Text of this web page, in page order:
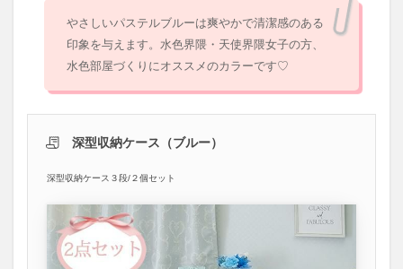
やさしいパステルブルーは爽やかで清潔感のある
印象を与えます。水色界隈・天使界隈女子の方、
水色部屋づくりにオススメのカラーです♡
深型収納ケース（ブルー）
深型収納ケース３段/２個セット